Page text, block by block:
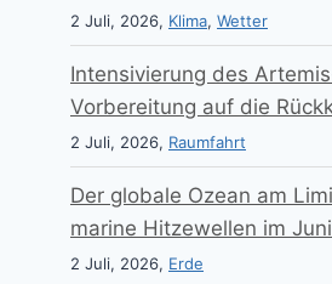
2 Juli, 2026, Klima, Wetter
Intensivierung des
Vorbereitung auf die
2 Juli, 2026, Raumfahrt
Der globale Ozean am
marine Hitzewellen im
2 Juli, 2026, Erde